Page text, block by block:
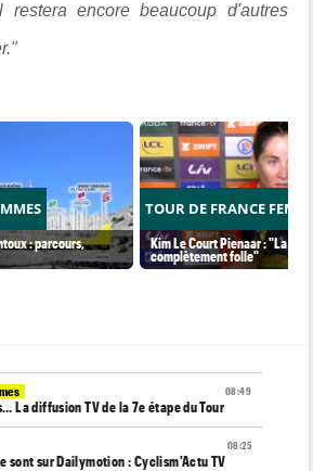
restera encore beaucoup d'autres
: parcours,
TOUR DE FRANCE
Kim Le Court Pienaar : "La
complètement folle"
08:49
La diffusion TV de la 7e étape du Tour
08:25
sont sur Dailymotion : Cyclism'Actu TV